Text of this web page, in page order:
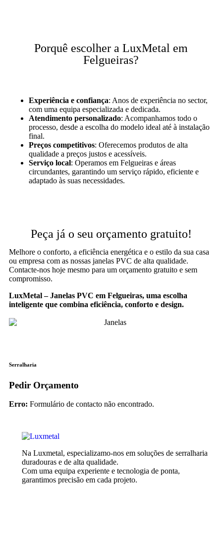
Porquê escolher a LuxMetal em
Felgueiras?
Experiência e confiança: Anos de experiência no sector,
com uma equipa especializada e dedicada.
Atendimento personalizado: Acompanhamos todo o
processo, desde a escolha do modelo ideal até à instalação
final.
Preços competitivos: Oferecemos produtos de alta
qualidade a preços justos e acessíveis.
Serviço local: Operamos em Felgueiras e áreas
circundantes, garantindo um serviço rápido, eficiente e
adaptado às suas necessidades.
Peça já o seu orçamento gratuito!
Melhore o conforto, a eficiência energética e o estilo da sua casa
ou empresa com as nossas janelas PVC de alta qualidade.
Contacte-nos hoje mesmo para um orçamento gratuito e sem
compromisso.
LuxMetal – Janelas PVC em Felgueiras, uma escolha
inteligente que combina eficiência, conforto e design.
Serralharia
Pedir Orçamento
Erro: Formulário de contacto não encontrado.
Na Luxmetal, especializamo-nos em soluções de serralharia
duradouras e de alta qualidade.
Com uma equipa experiente e tecnologia de ponta,
garantimos precisão em cada projeto.